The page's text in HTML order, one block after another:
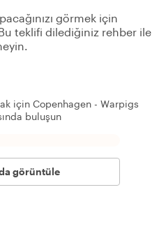
görmek için
teklifi dilediğiniz rehber ile
için Copenhagen - Warpigs
buluşun
görüntüle